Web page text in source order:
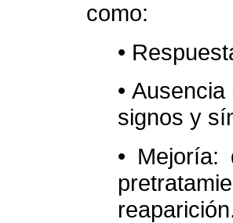
como:
•
•
signos y
• Mejoría: